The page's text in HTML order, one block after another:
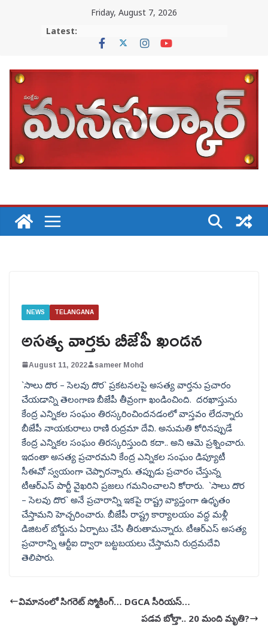
Friday, August 7, 2026
Latest:
NEWS TELANGANA
అసత్య వార్తకు బీజేపీ ఖండన
August 11, 2022 sameer Mohd
`సాలు దొర – సెలవు దొర` ప్రకటనలపై అసత్య వార్తను ప్రచారం
చేయడాన్ని తెలంగాణ బీజేపీ తీవ్రంగా ఖండించింది. దరఖాస్తును
కేంద్ర ఎన్నికల సంఘం తిరస్కరించిందనడంలో వాస్తవం లేదన్నారు
బీజేపీ నాయకురాలు రాణి రుద్రమా దేవి. అనుమతి కోరినప్పుడే
కేంద్ర ఎన్నికల సంఘం తిరస్కరిస్తుంది కదా.. అని ఆమె ప్రశ్నించారు.
ఇదంతా అసత్య ప్రచారమని కేంద్ర ఎన్నికల సంఘం డిప్యూటీ
సీఈవో స్వయంగా చెప్పారన్నారు. తప్పుడు ప్రచారం చేస్తున్న
టీఆర్‌ఎస్‌ పార్టీ వైఖరిని ప్రజలు గమనించాలని కోరారు. `సాలు దొర
– సెలవు దొర` అనే ప్రచారాన్ని ఇకపై రాష్ట్ర వ్యాప్తంగా ఉధృతం
చేస్తామని హెచ్చరించారు. బీజేపీ రాష్ట్ర కార్యాలయం వద్ద మళ్లీ
డిజిటల్‌ బోర్డును ఏర్పాటు చేసి తీరుతామన్నారు. టీఆర్ఎస్ అసత్య
ప్రచారాన్ని ఆర్టీఐ ద్వారా బట్టబయలు చేస్తామని రుద్రమదేవి
తెలిపారు.
విమానంలో సిగరెట్‌ స్మోకింగ్‌… DGCA సీరియస్‌…
పడవ బోల్తా.. 20 మంది మృతి?